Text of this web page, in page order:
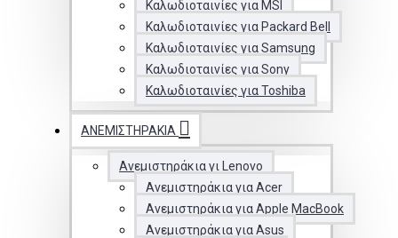
Καλωδιοταινίες για MSI
Καλωδιοταινίες για Packard Bell
Καλωδιοταινίες για Samsung
Καλωδιοταινίες για Sony
Καλωδιοταινίες για Toshiba
ΑΝΕΜΙΣΤΗΡΆΚΙΑ
Ανεμιστηράκια γι Lenovo
Ανεμιστηράκια για Acer
Ανεμιστηράκια για Apple MacBook
Ανεμιστηράκια για Asus